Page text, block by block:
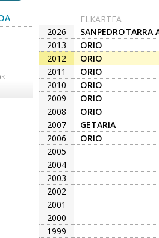
ELKARTEA
2026
SANPEDROTARRA
2013
ORIO
2012
ORIO
2011
ORIO
2010
ORIO
2009
ORIO
2008
ORIO
2007
GETARIA
2006
ORIO
2005
2004
2003
2002
2001
2000
1999